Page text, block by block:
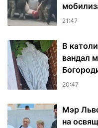
21:47
В
вандал
20:47
Мэр
на